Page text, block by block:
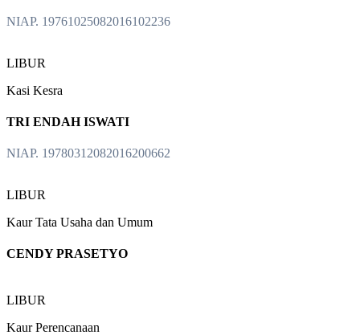
NIAP. 19761025082016102236
LIBUR
Kasi Kesra
TRI ENDAH ISWATI
NIAP. 19780312082016200662
LIBUR
Kaur Tata Usaha dan Umum
CENDY PRASETYO
LIBUR
Kaur Perencanaan